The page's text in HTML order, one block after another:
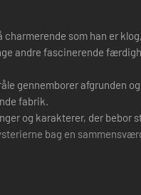
som han er
andre fascinerende
gennemborer afgrunden
fabrik.
og karakterer, der bebor
bag en